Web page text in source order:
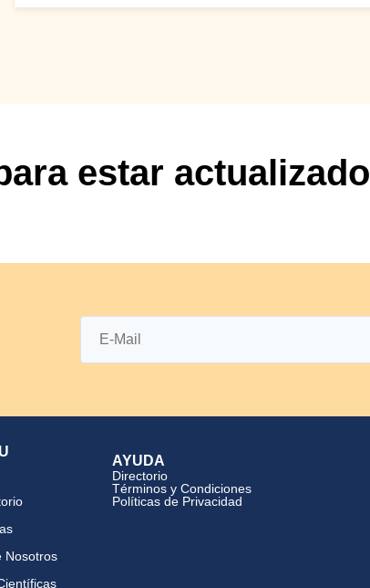
estar actualizado
Nosotros
AYUDA
Directorio
Términos y Condiciones
Políticas de Privacidad